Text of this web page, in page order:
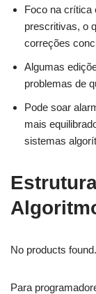
Foco na crítica
prescritivas, o
correções
Algumas
problemas de
Pode soar
mais
sistemas
No products found.
Para